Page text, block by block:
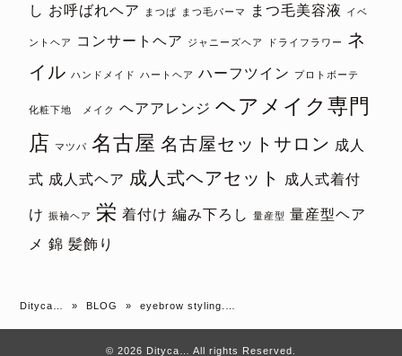
し お呼ばれヘア まつぱ まつ毛パーマ まつ毛美容液 イベ
ントヘア コンサートヘア ジャニーズヘア ドライフラワー
ネ
イル ハンドメイド ハートヘア ハーフツイン プロトボーテ
化粧下地 メイク ヘアアレンジ ヘアメイク専門
店
マツパ 名古屋 名古屋セットサロン 成人
式 成人式ヘア 成人式ヘアセット 成人式着付
け 振袖ヘア 栄 着付け 編み下ろし 量産型
量産型ヘア
メ 錦 髪飾り
Dityca… » BLOG » eyebrow styling.…
© 2026 Dityca… All rights Reserved.